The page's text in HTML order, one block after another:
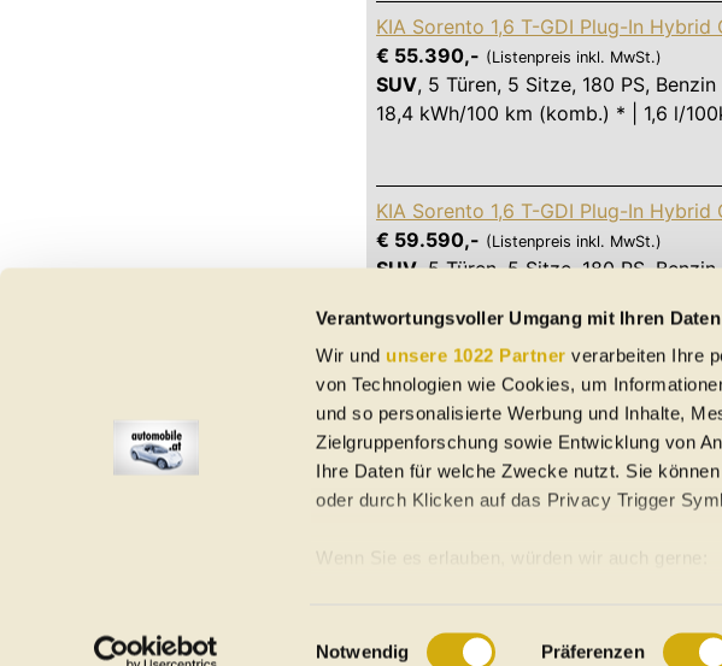
Verantwortungsvoller Umgang mit Ihren Daten
Wir und unsere 1022 Partner verarbeiten Ihre
von Technologien wie Cookies, um
und so personalisierte Werbung und Inhalte,
Zielgruppenforschung sowie Entwicklung von
Ihre Daten für welche Zwecke nutzt. Sie
oder durch Klicken auf das Privacy Trigger
Wenn Sie es erlauben, würden wir auch gerne:
Erfahren Sie mehr darüber, wie Ihre
Einwilligungsauswahl
Notwendig Präferenzen
KIA Sorento 1,6 T-GDI Plug-In Hybrid
€ 55.390,- (Listenpreis inkl. MwSt.)
SUV, 5 Türen, 5 Sitze, 180 PS,
18,4 kWh/100 km (komb.) * | 1,6 l/
KIA Sorento 1,6 T-GDI Plug-In Hybrid
€ 59.590,- (Listenpreis inkl. MwSt.)
SUV,5 Türen,5 Sitze,180 PS,
automobile.at